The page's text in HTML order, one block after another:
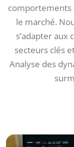
comportements
le marché.
s’adapter aux
secteurs clés
Analyse des